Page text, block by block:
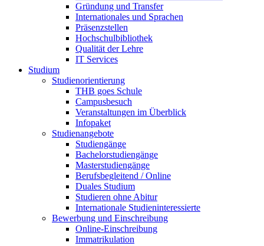
Gründung und Transfer
Internationales und Sprachen
Präsenzstellen
Hochschulbibliothek
Qualität der Lehre
IT Services
Studium
Studienorientierung
THB goes Schule
Campusbesuch
Veranstaltungen im Überblick
Infopaket
Studienangebote
Studiengänge
Bachelorstudiengänge
Masterstudiengänge
Berufsbegleitend / Online
Duales Studium
Studieren ohne Abitur
Internationale Studieninteressierte
Bewerbung und Einschreibung
Online-Einschreibung
Immatrikulation